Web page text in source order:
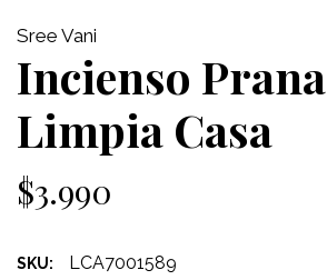
Sree Vani
Incienso Prana
Limpia Casa
$3.990
SKU: LCA7001589